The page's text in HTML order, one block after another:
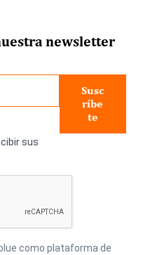
newsletter
Susc
ríbe
te
sus
como plataforma de